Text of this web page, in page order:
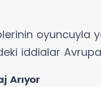
oyuncuyla
iddialar
Arıyor